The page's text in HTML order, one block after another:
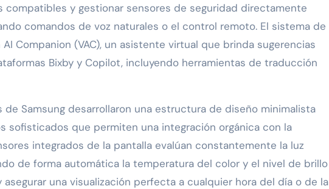
compatibles y gestionar sensores de seguridad directamente
comandos de voz naturales o el control remoto. El sistema de
Companion (VAC), un asistente virtual que brinda sugerencias
Bixby y Copilot, incluyendo herramientas de traducción
Samsung desarrollaron una estructura de diseño minimalista
sofisticados que permiten una integración orgánica con la
integrados de la pantalla evalúan constantemente la luz
de forma automática la temperatura del color y el nivel de brillo
una visualización perfecta a cualquier hora del día o de la